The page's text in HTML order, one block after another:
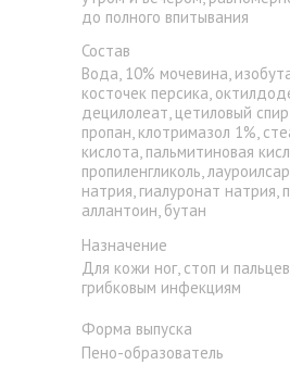
до полного впитывания
Для кожи ног, стоп и
грибковым инфекциям
Вода, 10% мочевина,
косточек персика,
децилолеат, цетиловый
пропан, клотримазол 1%,
кислота, пальмитиновая
пропиленгликоль,
натрия, гиалуронат натрия,
аллантоин, бутан
Состав
Назначение
Форма выпуска
Пено-образователь